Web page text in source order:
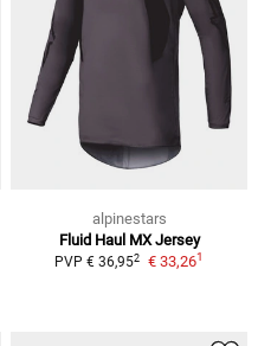
alpinestars
Fluid Haul MX Jersey
PVP € 36,952 € 33,261